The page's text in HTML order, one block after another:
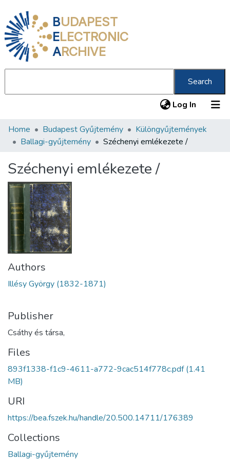
BUDAPEST
ELECTRONIC
ARCHIVE
Search
Log In (current)
Communities & Collections
Statistics
About us
Home Budapest Gyűjtemény
Különgyűjtemények
Ballagi-gyűjtemény
Széchenyi emlékezete /
Széchenyi emlékezete /
Authors
Illésy György (1832-1871)
Publisher
Csáthy és társa,
Files
893f1338-f1c9-4611-a772-9cac514f778c.pdf(1.41
MB)
URI
https://bea.fszek.hu/handle/20.500.14711/176389
Collections
Ballagi-gyűjtemény